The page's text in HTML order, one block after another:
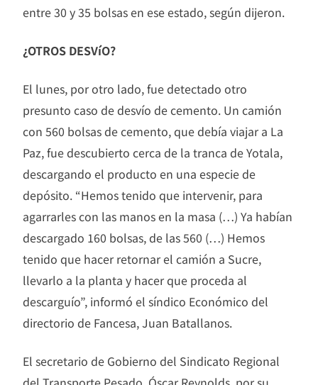
entre 30 y 35 bolsas en ese estado, según dijeron.
¿OTROS DESVíO?
El lunes, por otro lado, fue detectado otro
presunto caso de desvío de cemento. Un camión
con 560 bolsas de cemento, que debía viajar a La
Paz, fue descubierto cerca de la tranca de Yotala,
descargando el producto en una especie de
depósito. “Hemos tenido que intervenir, para
agarrarles con las manos en la masa (…) Ya habían
descargado 160 bolsas, de las 560 (…) Hemos
tenido que hacer retornar el camión a Sucre,
llevarlo a la planta y hacer que proceda al
descarguío”, informó el síndico Económico del
directorio de Fancesa, Juan Batallanos.
El secretario de Gobierno del Sindicato Regional